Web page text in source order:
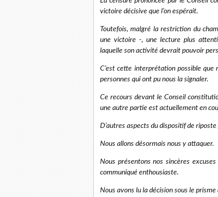
victoire décisive que l’on espérait.
Toutefois, malgré la restriction du
une victoire -, une lecture plus
laquelle son activité devrait pouvoir
C’est cette interprétation possible que
personnes qui ont pu nous la signaler.
Ce recours devant le Conseil
une autre partie est actuellement en
D’autres aspects du dispositif de
Nous allons désormais nous y attaquer.
Nous présentons nos sincères
communiqué enthousiaste.
Nous avons lu la décision sous le